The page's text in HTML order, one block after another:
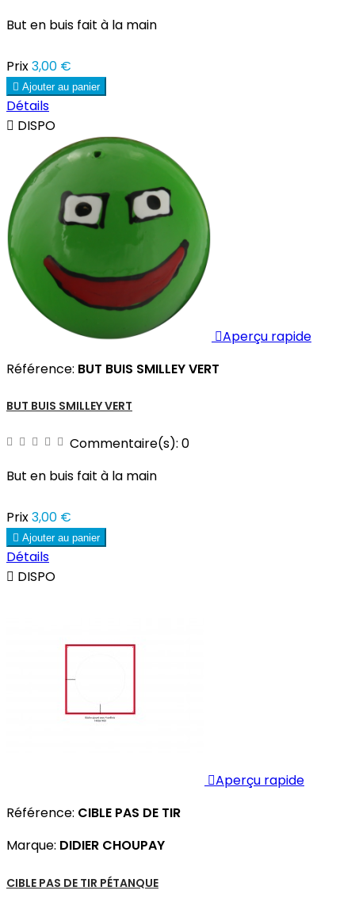
But en buis fait à la main
Prix3,00 €
 Ajouter au panier
Détails
 DISPO
Aperçu rapide
Référence: BUT BUIS SMILLEY VERT
BUT BUIS SMILLEY VERT
Commentaire(s): 0
But en buis fait à la main
Prix3,00 €
 Ajouter au panier
Détails
 DISPO
Aperçu rapide
Référence: CIBLE PAS DE TIR
Marque: DIDIER CHOUPAY
CIBLE PAS DE TIR PÉTANQUE